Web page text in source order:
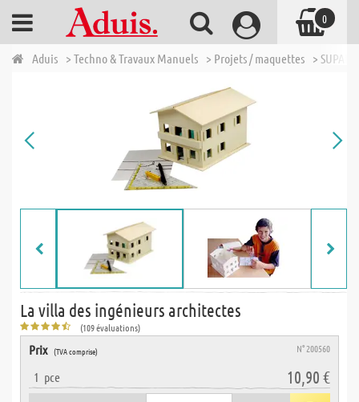
Aduis > Techno & Travaux Manuels > Projets / maquettes >
La villa des ingénieurs architectes
(109 évaluations)
Prix (TVA comprise) N° 200560
1 pce 10,90 €
0